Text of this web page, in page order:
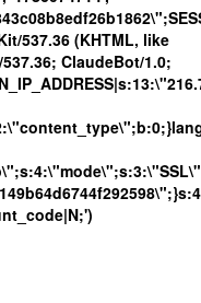
537.36 (KHTML, like
ClaudeBot/1.0;